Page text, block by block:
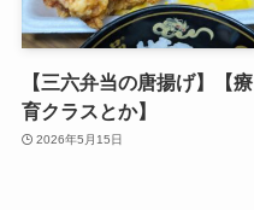
【三六弁当の唐揚げ】【療
育クラスとか】
2026年5月15日